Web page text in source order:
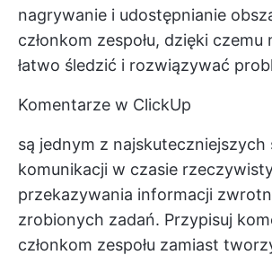
nagrywanie i udostępnianie
członkom zespołu, dzięki czemu
łatwo śledzić i rozwiązywać
Komentarze w ClickUp
są jednym z najskuteczniejszych
komunikacji w czasie
przekazywania informacji
zrobionych zadań. Przypisuj
członkom zespołu zamiast